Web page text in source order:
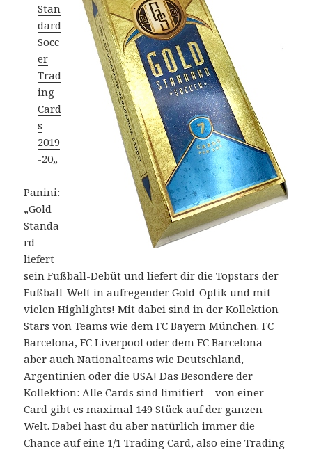
Stan
dard
Socc
er
Trad
ing
Card
s
2019
-20„
Panini:
„Gold
Standa
rd
liefert
sein Fußball-Debüt und liefert dir die Topstars der
Fußball-Welt in aufregender Gold-Optik und mit
vielen Highlights! Mit dabei sind in der Kollektion
Stars von Teams wie dem FC Bayern München. FC
Barcelona, FC Liverpool oder dem FC Barcelona –
aber auch Nationalteams wie Deutschland,
Argentinien oder die USA! Das Besondere der
Kollektion: Alle Cards sind limitiert – von einer
Card gibt es maximal 149 Stück auf der ganzen
Welt. Dabei hast du aber natürlich immer die
Chance auf eine 1/1 Trading Card, also eine Trading